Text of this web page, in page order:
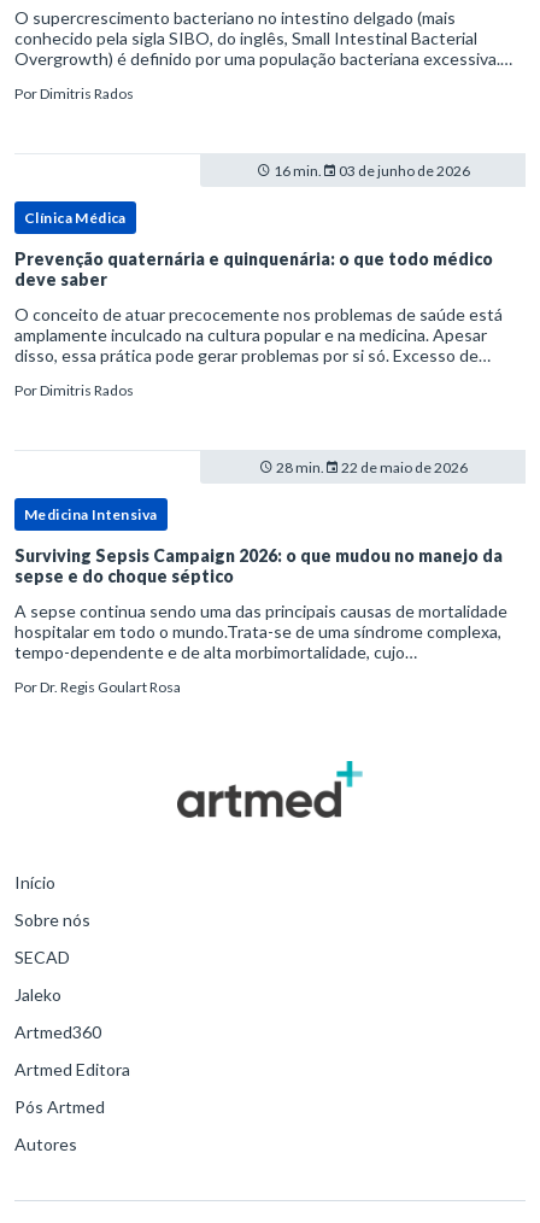
O supercrescimento bacteriano no intestino delgado (mais
conhecido pela sigla SIBO, do inglês, Small Intestinal Bacterial
Overgrowth) é definido por uma população bacteriana excessiva.
PorDimitris Rados
16 min. 03 de junho de 2026
Clínica Médica
Prevenção quaternária e quinquenária: o que todo médico
deve saber
O conceito de atuar precocemente nos problemas de saúde está
amplamente inculcado na cultura popular e na medicina. Apesar
disso, essa prática pode gerar problemas por si só. Excesso de
PorDimitris Rados
28 min. 22 de maio de 2026
Medicina Intensiva
Surviving Sepsis Campaign 2026: o que mudou no manejo da
sepse e do choque séptico
A sepse continua sendo uma das principais causas de mortalidade
hospitalar em todo o mundo.Trata-se de uma síndrome complexa,
tempo-dependente e de alta morbimortalidade, cujo
para o desfe
PorDr. Regis Goulart Rosa
Início
Sobre nós
SECAD
Jaleko
Artmed360
Artmed Editora
Pós Artmed
Autores